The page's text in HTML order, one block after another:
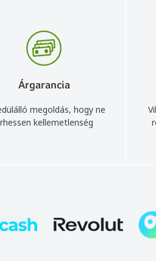
Árgarancia
megoldás, hogy ne
kellemetlenség